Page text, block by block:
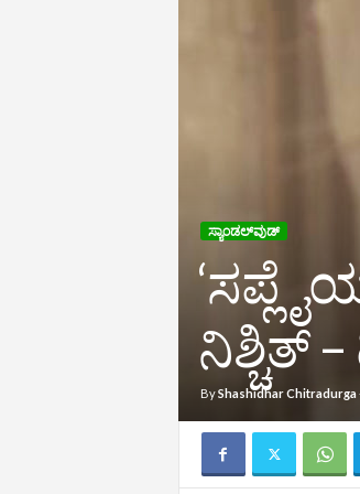
ಸ್ಯಾಂಡಲ್‌ವುಡ್‌
ನಿಶ್ಚಿತ್‌
ByShashidhar Chitradurga